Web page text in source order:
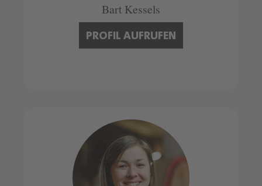
Bart Kessels
PROFIL AUFRUFEN